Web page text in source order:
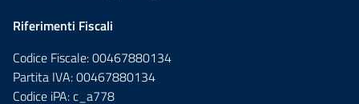
Riferimenti Fiscali
Codice Fiscale: 00467880134
Partita IVA: 00467880134
Codice iPA: c_a778